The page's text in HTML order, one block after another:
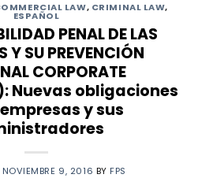
LAW, CRIMINAL LAW,
ESPAÑOL
PENAL DE LAS
Y SU PREVENCIÓN
CORPORATE
Nuevas obligaciones
y sus
NOVIEMBRE 9, 2016 BY FPS